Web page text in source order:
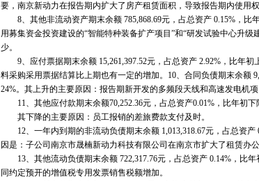
要，南京新动力在报告期内扩大了房产租赁面积，导致报告期内使用权
8、其他非流动资产期末余额 785,868.69元，占总资产 0.15%，比
用募集资金投资建设的“智能特种装备扩产项目”和“研发试验中心升
少。
9、应付票据期末余额 15,261,397.52元，占总资产 2.92%，比年初
料采购采用票据结算比上期也有一定的增加。10、合同负债期末余额
24%。其上升的主要原因：报告期新开发的多频段天线和高速发电机
11、其他应付款期末余额70,252.36元，占总资产0.01%，比年初下
其下降的主要原因：员工报销的差旅费款支付及时。
12、一年内到期的非流动负债期末余额 1,013,318.67元，占总资产
因是：子公司南京市晟楠新动力科技有限公司在南京市扩大了租赁办
13、其他流动负债期末余额 722,317.76元，占总资产 0.14%，比年
同约定预开的增值税专用发票销售税额增加。